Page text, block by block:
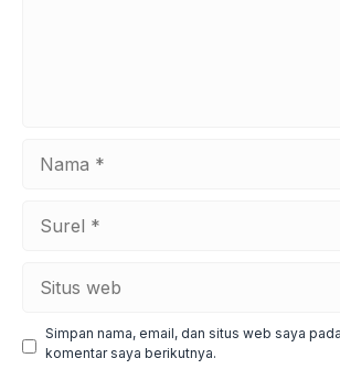
web
Simpan nama, email, dan situs web saya
komentar saya berikutnya.